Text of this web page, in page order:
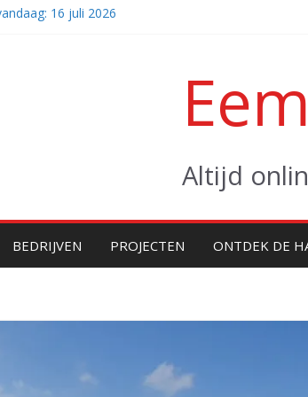
16 juli 2026
Altera klaar voor eerste project
Altijd
BEDRIJVEN PROJECTEN ONTDEK DE